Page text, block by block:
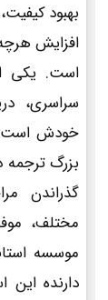
بهبود
افزایش
است. یکی
سراسری،
خودش است.
بزرگ ترجمه
گذراندن
مختلف،
موسسه
دارنده این